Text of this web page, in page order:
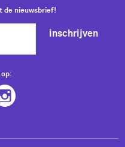
de nieuwsbrief!
inschrijven